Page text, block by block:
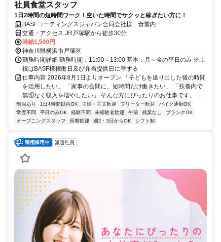
社員食堂スタッフ
1日2時間の短時間ワーク！空いた時間でサクッと稼ぎたい方に！
BASFコーティングスジャパン合同会社様 食堂内
交通・アクセス JR戸塚駅から徒歩30分
時給1,500円
神奈川県横浜市戸塚区
勤務時間詳細 勤務時間：11:00～13:00 基本：月～金の平日のみ ※土
祝はBASF様稼働日及び弁当提供日に準ずる
仕事内容 2026年8月1日よりオープン 「子どもを送り出した後の時間
を活用したい」 「家事の合間に、短時間だけ働きたい」 「扶養内で
無理なく収入を増やしたい」 そんな方にぴったりのお仕事です。 ...
制服あり 1日4時間以内OK 主婦・主夫歓迎 フリーター歓迎
バイク通勤OK
学歴不問
平日のみOK 経験不問 未経験者歓迎 午前 残業なし
ブランクOK
オープニングスタッフ
長期歓迎 週2・3日からOK シフト制
派遣社員